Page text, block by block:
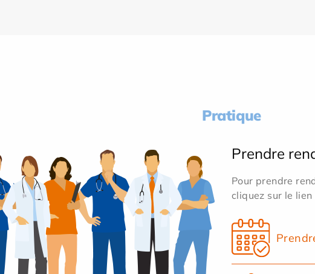
Pratique
Prendre
Pour prendre
cliquez sur le